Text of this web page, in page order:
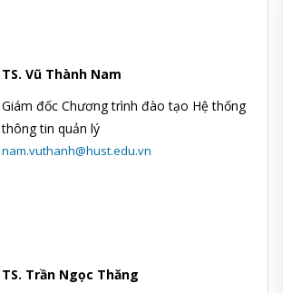
TS. Vũ Thành Nam
Giám đốc Chương trình đào tạo Hệ thống
thông tin quản lý
nam.vuthanh@hust.edu.vn
TS. Trần Ngọc Thăng